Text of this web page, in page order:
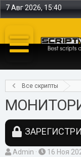
7 Авг 2026, 15:40
Все скрипты
А
Admin
Д
16 Ноя